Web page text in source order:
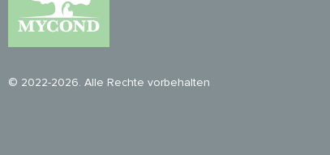
© 2022-2026. Alle Rechte vorbehalten